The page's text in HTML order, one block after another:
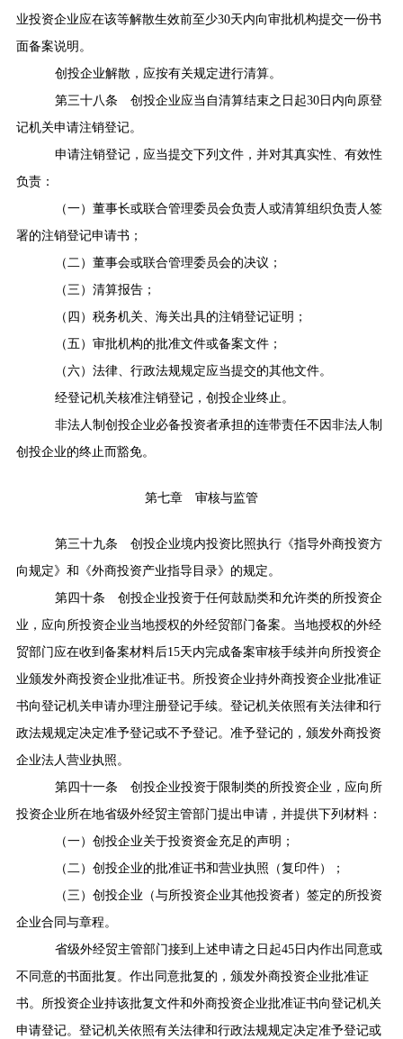
业投资企业应在该等解散生效前至少30天内向审批机构提交一份书
面备案说明。
创投企业解散，应按有关规定进行清算。
第三十八条 创投企业应当自清算结束之日起30日内向原登
记机关申请注销登记。
申请注销登记，应当提交下列文件，并对其真实性、有效性
负责：
（一）董事长或联合管理委员会负责人或清算组织负责人签
署的注销登记申请书；
（二）董事会或联合管理委员会的决议；
（三）清算报告；
（四）税务机关、海关出具的注销登记证明；
（五）审批机构的批准文件或备案文件；
（六）法律、行政法规规定应当提交的其他文件。
经登记机关核准注销登记，创投企业终止。
非法人制创投企业必备投资者承担的连带责任不因非法人制
创投企业的终止而豁免。
第七章 审核与监管
第三十九条 创投企业境内投资比照执行《指导外商投资方
向规定》和《外商投资产业指导目录》的规定。
第四十条 创投企业投资于任何鼓励类和允许类的所投资企
业，应向所投资企业当地授权的外经贸部门备案。当地授权的外经
贸部门应在收到备案材料后15天内完成备案审核手续并向所投资企
业颁发外商投资企业批准证书。所投资企业持外商投资企业批准证
书向登记机关申请办理注册登记手续。登记机关依照有关法律和行
政法规规定决定准予登记或不予登记。准予登记的，颁发外商投资
企业法人营业执照。
第四十一条 创投企业投资于限制类的所投资企业，应向所
投资企业所在地省级外经贸主管部门提出申请，并提供下列材料：
（一）创投企业关于投资资金充足的声明；
（二）创投企业的批准证书和营业执照（复印件）；
（三）创投企业（与所投资企业其他投资者）签定的所投资
企业合同与章程。
省级外经贸主管部门接到上述申请之日起45日内作出同意或
不同意的书面批复。作出同意批复的，颁发外商投资企业批准证
书。所投资企业持该批复文件和外商投资企业批准证书向登记机关
申请登记。登记机关依照有关法律和行政法规规定决定准予登记或